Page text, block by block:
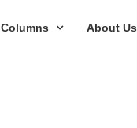
Columns About Us